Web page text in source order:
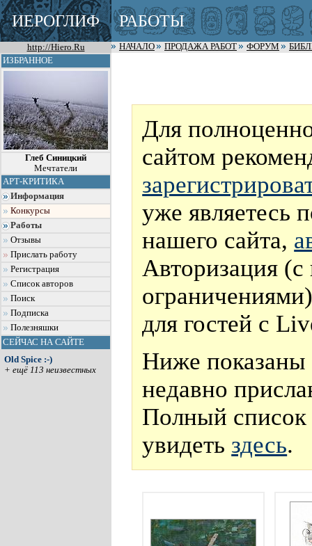
ИЕРОГЛИФ РАБОТЫ
http://Hiero.Ru НАЧАЛО ПРОДАЖА РАБОТ ФОРУМ
ИЗБРАННОЕ
Глеб Синицкий
Мечтатели
АРТ-КРИТИКА
Информация
Конкурсы
Работы
Отзывы
Прислать работу
Регистрация
Список авторов
Поиск
Подписка
Полезняшки
СЕЙЧАС НА САЙТЕ
Old Spice :-)
+ ещё 113 неизвестных
Для
сайтом
уже являетесь
нашего сайта,
Авторизация
для гостей с
Ниже показаны
недавно
Полный
увидеть здесь.